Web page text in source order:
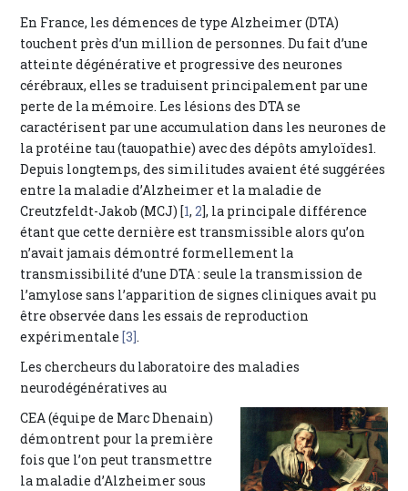
En France, les démences de type Alzheimer (DTA)
touchent près d’un million de personnes. Du fait d’une
atteinte dégénérative et progressive des neurones
cérébraux, elles se traduisent principalement par une
perte de la mémoire. Les lésions des DTA se
caractérisent par une accumulation dans les neurones de
la protéine tau (tauopathie) avec des dépôts amyloïdes1.
Depuis longtemps, des similitudes avaient été suggérées
entre la maladie d’Alzheimer et la maladie de
Creutzfeldt-Jakob (MCJ) [1,2], la principale différence
étant que cette dernière est transmissible alors qu’on
n’avait jamais démontré formellement la
transmissibilité d’une DTA : seule la transmission de
l’amylose sans l’apparition de signes cliniques avait pu
être observée dans les essais de reproduction
expérimentale[3].
Les chercheurs du laboratoire des maladies
neurodégénératives au
CEA (équipe de Marc Dhenain)
démontrent pour la première
fois que l’on peut transmettre
la maladie d’Alzheimer sous